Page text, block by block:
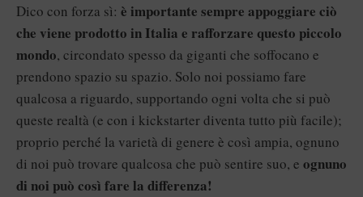
Dico con forza sì: è importante sempre appoggiare ciò
che viene prodotto in Italia e rafforzare questo piccolo
mondo, circondato spesso da giganti che soffocano e
prendono spazio su spazio. Solo noi possiamo fare
qualcosa a riguardo, supportando ogni volta che si può
queste realtà (e con i kickstarter diventa tutto più facile);
proprio perché la varietà di genere è così ampia, ognuno
di noi può trovare qualcosa che può sentire suo, e ognuno
di noi può così fare la differenza!